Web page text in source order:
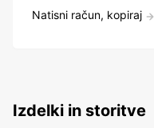
Natisni račun, kopiraj
Izdelki in storitve